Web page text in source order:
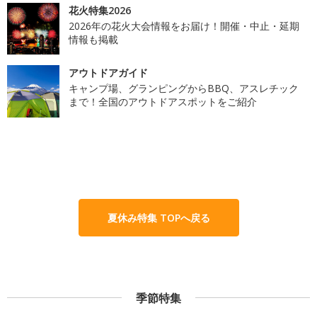
花火特集2026
2026年の花火大会情報をお届け！開催・中止・延期
情報も掲載
アウトドアガイド
キャンプ場、グランピングからBBQ、アスレチック
まで！全国のアウトドアスポットをご紹介
夏休み特集 TOPへ戻る
季節特集